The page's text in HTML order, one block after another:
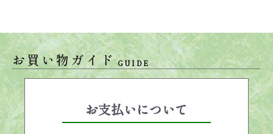
お買い物ガイド GUIDE
お支払いについて